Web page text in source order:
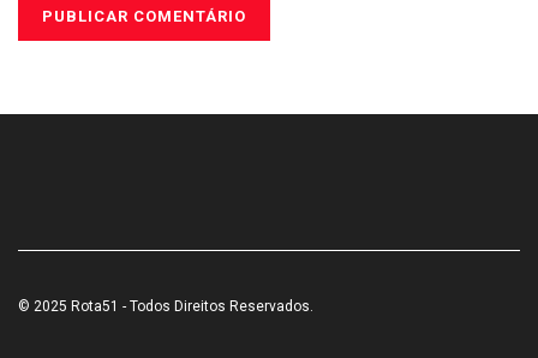
© 2025 Rota51 - Todos Direitos Reservados.